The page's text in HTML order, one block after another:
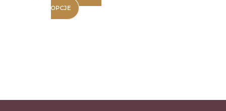
OPCJE